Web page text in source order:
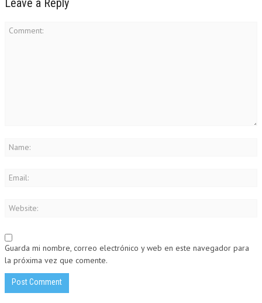
Leave a Reply
Guarda mi nombre, correo electrónico y web en este navegador para
la próxima vez que comente.